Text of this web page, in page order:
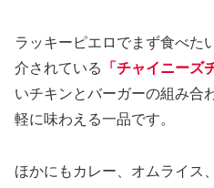
ラッキーピエロでまず食べた
介されている
「チャイニーズ
いチキンとバーガーの組み合
軽に味わえる一品です。
ほかにもカレー、オムライス